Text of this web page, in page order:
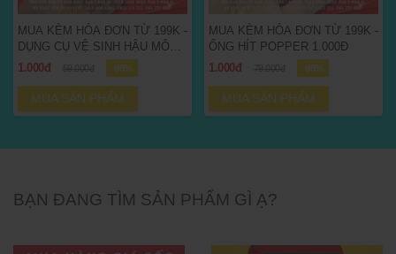
MUA KÈM HÓA ĐƠN TỪ 199K -
DỤNG CỤ VỆ SINH HẬU MÔN
1.000Đ
1.000đ -98%
MUA SẢN PHẨM
MUA KÈM HÓA ĐƠN TỪ 199K -
ỐNG HÍT POPPER 1.000Đ
1.000đ
-98%
MUA SẢN PHẨM
BẠN ĐANG TÌM SẢN PHẨM GÌ Ạ?